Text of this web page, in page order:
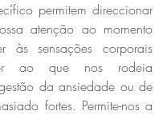
permitem direccionar
atenção ao momento
às sensações corporais
ao que nos rodeia
da ansiedade ou de
fortes. Permite-nos a